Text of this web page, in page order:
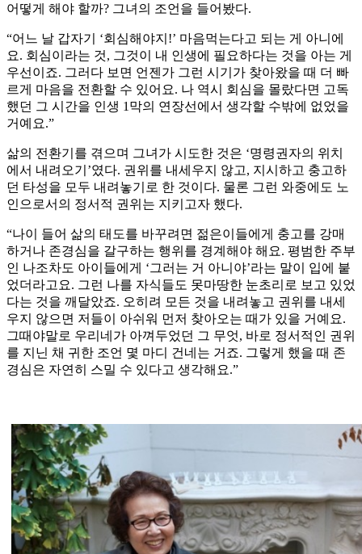
어떻게 해야 할까? 그녀의 조언을 들어봤다.
“어느 날 갑자기 ‘회심해야지!’ 마음먹는다고 되는 게 아니에
요. 회심이라는 것, 그것이 내 인생에 필요하다는 것을 아는 게
우선이죠. 그러다 보면 언젠가 그런 시기가 찾아왔을 때 더 빠
르게 마음을 전환할 수 있어요. 나 역시 회심을 몰랐다면 고독
했던 그 시간을 인생 1막의 연장선에서 생각할 수밖에 없었을
거예요.”
삶의 전환기를 겪으며 그녀가 시도한 것은 ‘명령권자의 위치
에서 내려오기’였다. 권위를 내세우지 않고, 지시하고 충고하
던 타성을 모두 내려놓기로 한 것이다. 물론 그런 와중에도 노
인으로서의 정서적 권위는 지키고자 했다.
“나이 들어 삶의 태도를 바꾸려면 젊은이들에게 충고를 강매
하거나 존경심을 갈구하는 행위를 경계해야 해요. 평범한 주부
인 나조차도 아이들에게 ‘그러는 거 아니야’라는 말이 입에 붙
었더라고요. 그런 나를 자식들도 못마땅한 눈초리로 보고 있었
다는 것을 깨달았죠. 오히려 모든 것을 내려놓고 권위를 내세
우지 않으면 저들이 아쉬워 먼저 찾아오는 때가 있을 거예요.
그때야말로 우리네가 아껴두었던 그 무엇, 바로 정서적인 권위
를 지닌 채 귀한 조언 몇 마디 건네는 거죠. 그렇게 했을 때 존
경심은 자연히 스밀 수 있다고 생각해요.”